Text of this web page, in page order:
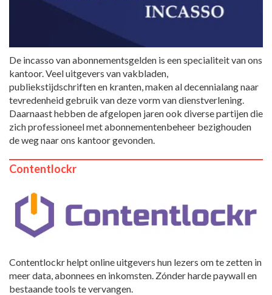
De incasso van abonnementsgelden is een specialiteit van ons
kantoor. Veel uitgevers van vakbladen,
publiekstijdschriften en kranten, maken al decennialang naar
tevredenheid gebruik van deze vorm van dienstverlening.
Daarnaast hebben de afgelopen jaren ook diverse partijen die
zich professioneel met abonnementenbeheer bezighouden
de weg naar ons kantoor gevonden.
Contentlockr
Contentlockr helpt online uitgevers hun lezers om te zetten in
meer data, abonnees en inkomsten. Zónder harde paywall en
bestaande tools te vervangen.